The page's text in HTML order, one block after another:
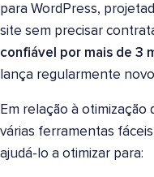
para WordPress,
site sem precisar
confiável por mais de 3
lança regularmente
Em relação à otimização
várias ferramentas
ajudá-lo a otimizar para: